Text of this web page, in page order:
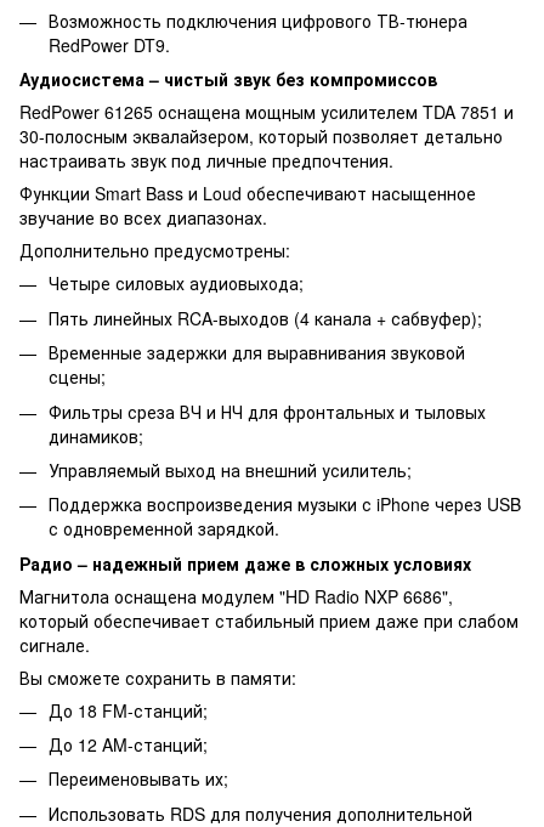
Возможность подключения цифрового ТВ-тюнера
RedPower DT9.
Аудиосистема – чистый звук без компромиссов
RedPower 61265 оснащена мощным усилителем TDA 7851 и
30-полосным эквалайзером, который позволяет детально
настраивать звук под личные предпочтения.
Функции Smart Bass и Loud обеспечивают насыщенное
звучание во всех диапазонах.
Дополнительно предусмотрены:
Четыре силовых аудиовыхода;
Пять линейных RCA-выходов (4 канала + сабвуфер);
Временные задержки для выравнивания звуковой
сцены;
Фильтры среза ВЧ и НЧ для фронтальных и тыловых
динамиков;
Управляемый выход на внешний усилитель;
Поддержка воспроизведения музыки с iPhone через USB
с одновременной зарядкой.
Радио – надежный прием даже в сложных условиях
Магнитола оснащена модулем "HD Radio NXP 6686",
который обеспечивает стабильный прием даже при слабом
сигнале.
Вы сможете сохранить в памяти:
До 18 FM-станций;
До 12 AM-станций;
Переименовывать их;
Использовать RDS для получения дополнительной